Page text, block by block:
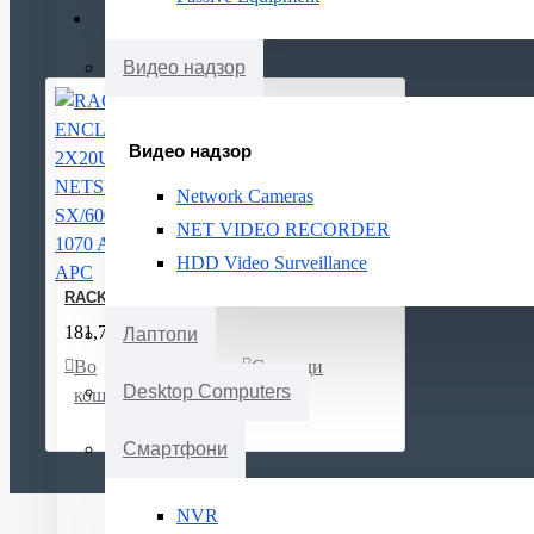
Видео надзор
Видео надзор
Network Cameras
NET VIDEO RECORDER
HDD Video Surveillance
Лаптопи
Desktop Computers
Смартфони
NVR
RACK ENCLOSURE 2X20U NETSH. SX/600W X 1070 AR3200
181,789ден.
Во
кошничка
на
Спореди